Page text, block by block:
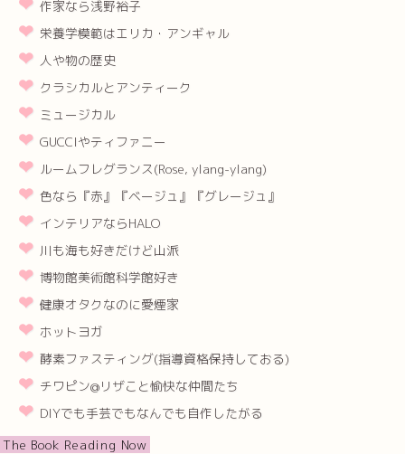
作家なら浅野裕子
栄養学模範はエリカ・アンギャル
人や物の歴史
クラシカルとアンティーク
ミュージカル
GUCCIやティファニー
ルームフレグランス(Rose, ylang-ylang)
色なら『赤』『ベージュ』『グレージュ』
インテリアならHALO
川も海も好きだけど山派
博物館美術館科学館好き
健康オタクなのに愛煙家
ホットヨガ
酵素ファスティング(指導資格保持しておる)
チワピン@リザこと愉快な仲間たち
DIYでも手芸でもなんでも自作したがる
The Book Reading Now